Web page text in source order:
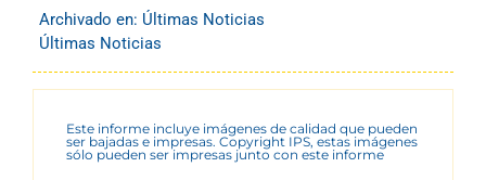
Archivado en: Últimas Noticias
Últimas Noticias
Este informe incluye imágenes de calidad que pueden
ser bajadas e impresas. Copyright IPS, estas imágenes
sólo pueden ser impresas junto con este informe